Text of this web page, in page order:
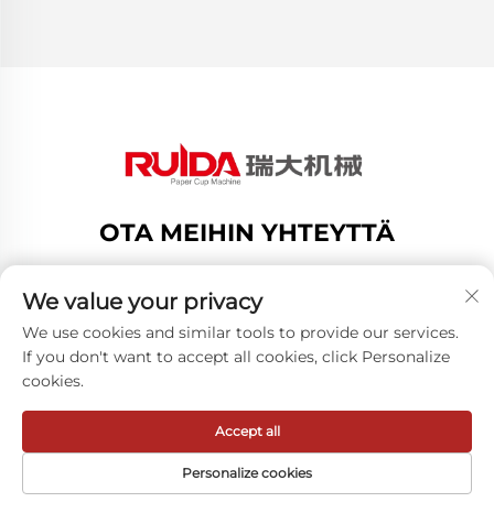
OTA MEIHIN YHTEYTTÄ
Zone, Ruian City, Zhejiang Province, Kiina
Puh:+8619883750216
Sähköposti:[email protected]
Tekijänoikeus © ZheJiang RUIDA Machinery Co.,Ltd -
Tietosuojakäytäntö
We value your privacy
We use cookies and similar tools to provide our services.
If you don't want to accept all cookies, click Personalize
cookies.
Personalize cookies
Accept all